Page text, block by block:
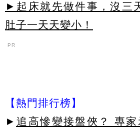
►起床就先做件事，沒三
肚子一天天變小！
PR
【熱門排行榜】
► 追高慘變接盤俠？ 專家